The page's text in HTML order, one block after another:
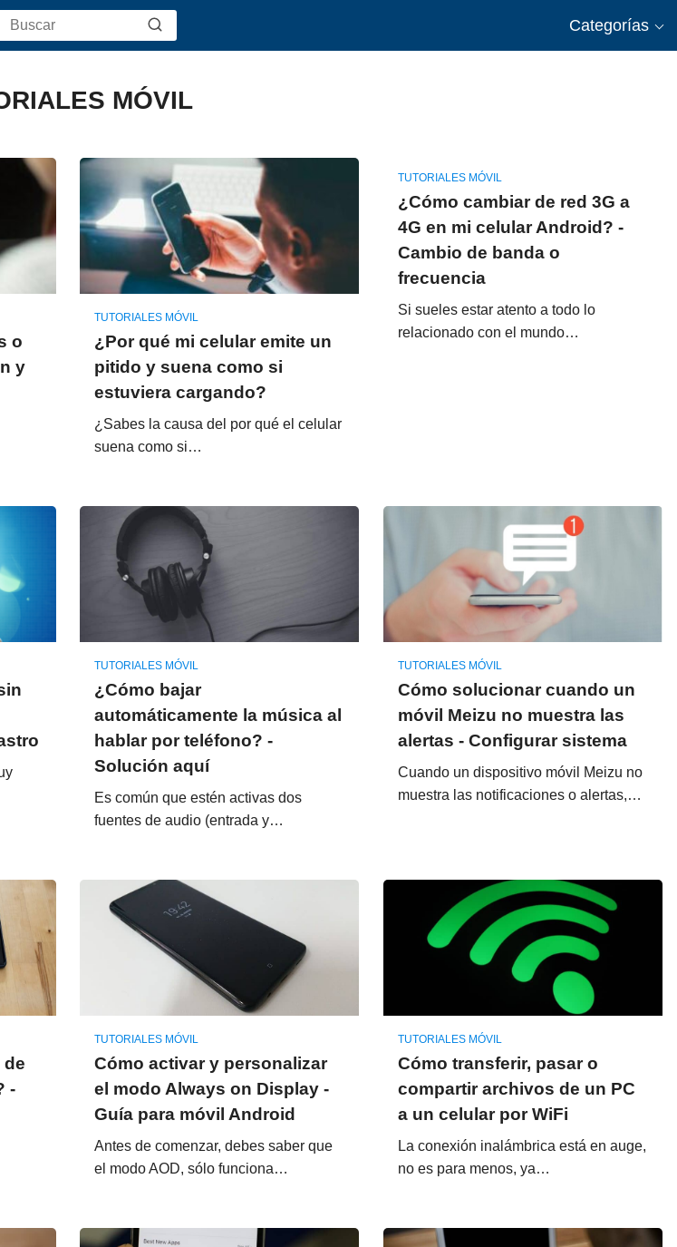
Categorías
MÓVIL
o
y
TUTORIALES MÓVIL
¿Por qué mi celular emite un
pitido y suena como si
estuviera cargando?
¿Sabes la causa del por qué el celular
suena como si…
TUTORIALES MÓVIL
¿Cómo cambiar de red 3G a
4G en mi celular Android? -
Cambio de banda o
frecuencia
Si sueles estar atento a todo lo
relacionado con el mundo…
TUTORIALES MÓVIL
¿Cómo bajar
automáticamente la música al
hablar por teléfono? -
Solución aquí
Es común que estén activas dos
fuentes de audio (entrada y…
TUTORIALES MÓVIL
Cómo solucionar cuando un
móvil Meizu no muestra las
alertas - Configurar sistema
Cuando un dispositivo móvil Meizu no
muestra las notificaciones o alertas,…
de
-
TUTORIALES MÓVIL
Cómo activar y personalizar
el modo Always on Display -
Guía para móvil Android
Antes de comenzar, debes saber que
el modo AOD, sólo funciona…
TUTORIALES MÓVIL
Cómo transferir, pasar o
compartir archivos de un PC
a un celular por WiFi
La conexión inalámbrica está en auge,
no es para menos, ya…